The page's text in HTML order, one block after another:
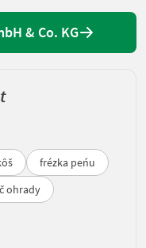
& Co. KG
frézka peńu
ohrady